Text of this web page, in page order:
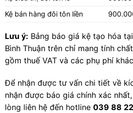
Kệ bán hàng đôi tôn liền
Lưu ý: Bảng báo giá kệ tạo hóa
Bình Thuận trên chỉ mang tính
gồm thuế VAT và các phụ phí
Để nhận được tư vấn chi tiết về
nhận được báo giá chính xác
lòng liên hệ đến hotline 039 88